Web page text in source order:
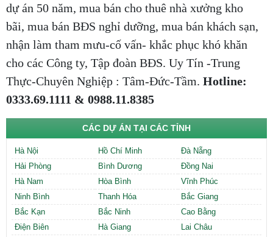
dự án 50 năm, mua bán cho thuê nhà xưởng kho
bãi, mua bán BĐS nghỉ dưỡng, mua bán khách sạn,
nhận làm tham mưu-cố vấn- khắc phục khó khăn
cho các Công ty, Tập đoàn BĐS. Uy Tín -Trung
Thực-Chuyên Nghiệp : Tâm-Đức-Tầm. Hotline:
0333.69.1111 & 0988.11.8385
CÁC DỰ ÁN TẠI CÁC TỈNH
Hà Nội Hồ Chí Minh
Đà Nẵng
Hải Phòng
Bình Dương
Đồng Nai
Hà Nam
Hòa Bình
Vĩnh Phúc
Ninh Bình
Thanh Hóa
Bắc Giang
Bắc Kạn
Bắc Ninh
Cao Bằng
Điện Biên
Hà Giang
Lai Châu